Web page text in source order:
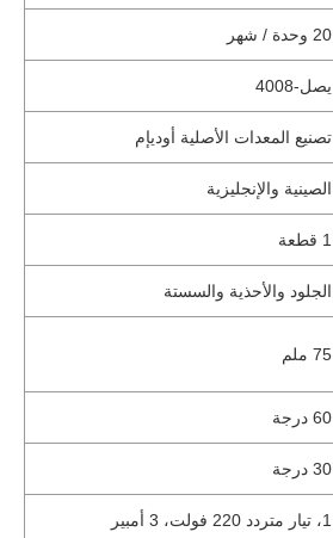
20 وحدة / شهر
يصل-4008
تصنيع المعدات الأصلية أوديإم
الصينية والإنجليزية
1 قطعة
الجلود والأحذية والسستة
75 ملم
60 درجة
30 درجة
1، تيار متردد 220 فولت، 3 أمبير